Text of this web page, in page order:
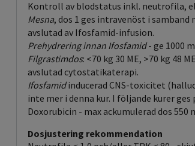
Kontroll av blodstatus inkl. neutrofila,
Mesna, dos 1 ges intravenöst i
avslutad av Ifosfamid-infusion.
Prehydrering innan Ifosfamid- ge 1000
Filgrastimdos: <70 kg 30 ME, >70 kg
avslutad cytostatikaterapi.
Ifosfamidinducerad CNS-toxicitet
inte mer i denna kur. I följande kurer
Doxorubicin - max ackumulerad dos 550
Dosjustering rekommendation